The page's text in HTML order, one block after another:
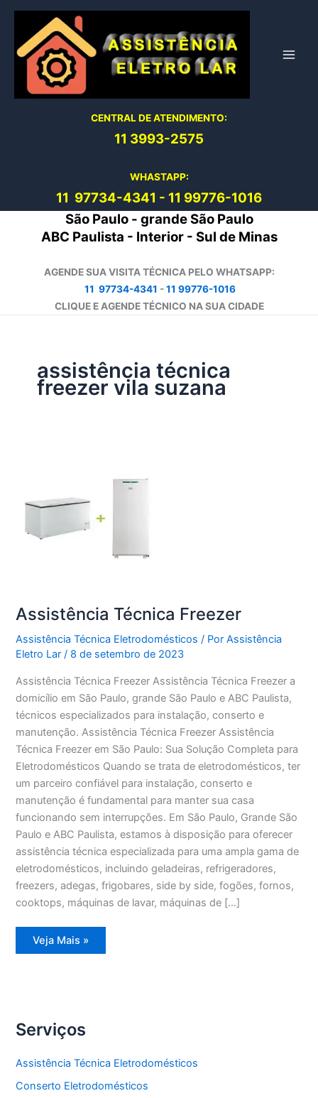
conteúdo
CENTRAL DE ATENDIMENTO:
11 3993-2575
WHASTAPP:
11 97734-4341 - 11 99776-1016
São Paulo - grande São Paulo
ABC Paulista - Interior - Sul de Minas
AGENDE SUA VISITA TÉCNICA PELO WHATSAPP:
11 97734-4341 -11 99776-1016
CLIQUE E AGENDE TÉCNICO NA SUA CIDADE
assistência técnica
freezer vila suzana
Assistência Técnica Freezer
Assistência Técnica Eletrodomésticos / PorAssistência
Eletro Lar/ 8 de setembro de 2023
Assistência Técnica Freezer Assistência Técnica Freezer a
domicílio em São Paulo, grande São Paulo e ABC Paulista,
técnicos especializados para instalação, conserto e
manutenção. Assistência Técnica Freezer Assistência
Técnica Freezer em São Paulo: Sua Solução Completa para
Eletrodomésticos Quando se trata de eletrodomésticos, ter
um parceiro confiável para instalação, conserto e
manutenção é fundamental para manter sua casa
funcionando sem interrupções. Em São Paulo, Grande São
Paulo e ABC Paulista, estamos à disposição para oferecer
assistência técnica especializada para uma ampla gama de
eletrodomésticos, incluindo geladeiras, refrigeradores,
freezers, adegas, frigobares, side by side, fogões, fornos,
cooktops, máquinas de lavar, máquinas de […]
Assistência
Técnica
Veja Mais »
Serviços
Assistência Técnica Eletrodomésticos
Conserto Eletrodomésticos